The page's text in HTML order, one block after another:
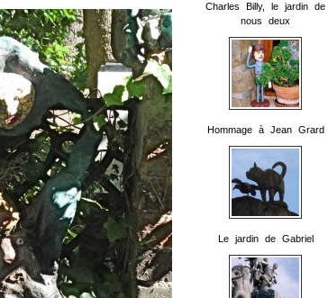
Charles Billy, le jardin de
nous deux
Hommage à Jean Grard
Le jardin de Gabriel